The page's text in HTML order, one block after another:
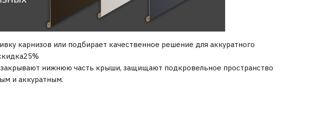
карнизов или подбирает качественное решение для аккуратного
нижнюю часть крыши, защищают подкровельное пространство
и аккуратным.